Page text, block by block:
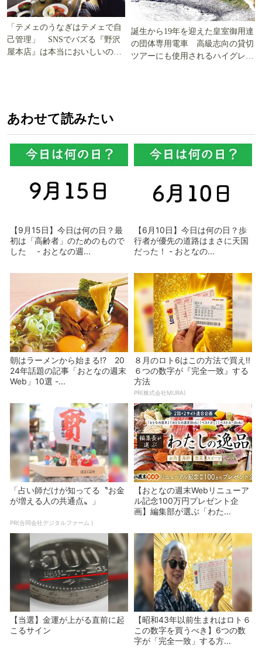
「テメェのうなぎはテメェで自
己管理」 SNSでバズる『野沢
屋本店』は本当においしいの
誕生から19年を迎えた皇室御用達
の団体専用電車 高級志向の貸切
ツアーにも使用されるハイグレー
あわせて読みたい
【9月15日】今日は何の日？最
初は「高齢者」のためのもので
した - おとなの週...
【6月10日】今日は何の日？歩
行者が優先の道路はまさに天国
だった！ - おとなの...
朝はラーメンから始まる!? 20
24年話題の記事「おとなの週末
Web」10選 -...
８月のロト6はこの方法で買え!!
６つの数字が『完全一致』する
方法
PR(株式会社MURA)
「占い師だけが知ってる〝お金
が増える人の共通点〟」
PR(合同会社デジタルファーム )
【おとなの週末Webリニューア
ル記念100万円プレゼント企
画】編集部が選ぶ「わた...
【当選】金運が上がる直前に起
こるサイン
【昭和43年以前生まれはロト６
この数字を買うべき】6つの数
字が「完全一致」する方...